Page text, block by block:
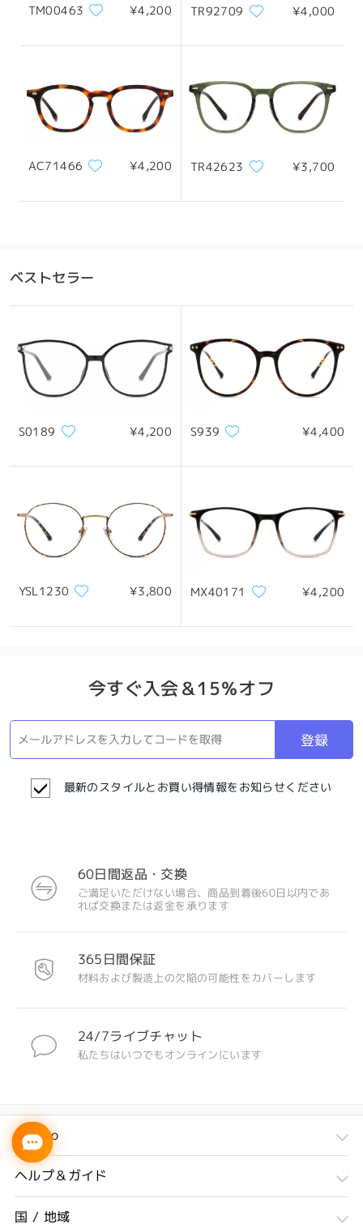
TM00463 ¥4,200 TR92709 ¥4,000
AC71466 ¥4,200 TR42623 ¥3,700
ベストセラー
S0189 ¥4,200 S939 ¥4,400
YSL1230 ¥3,800 MX40171 ¥4,200
今すぐ入会＆15％オフ
登録
最新のスタイルとお買い得情報をお知らせください
60日間返品・交換
ご満足いただけない場合、商品到着後60日以内であ
れば交換または返金を承ります
365日間保証
材料および製造上の欠陥の可能性をカバーします
24/7ライブチャット
私たちはいつでもオンラインにいます
Firmoo
ヘルプ＆ガイド
国 / 地域